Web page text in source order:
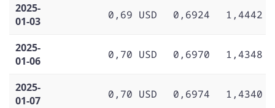
2025-
01-03
0,69 USD 0,6924 1,4442
2025-
01-06
0,70 USD 0,6970 1,4348
2025-
01-07
0,70 USD 0,6974 1,4340